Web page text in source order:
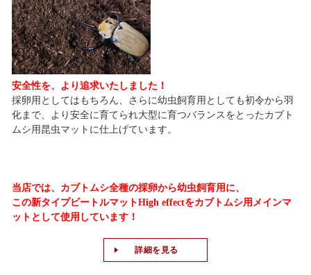
安全性を、より追求いたしました！
採卵用としてはもちろん、さらに幼虫飼育用としても初令から羽
化まで、より安全に育てられ大型に育つバランスをとったカブト
ムシ用昆虫マットに仕上げています。
当店では、カブトムシ全種の採卵から幼虫飼育用に、
この新タイプビートルマットHigh effectをカブトムシ用メインマ
ットとして使用しています！
詳細を見る